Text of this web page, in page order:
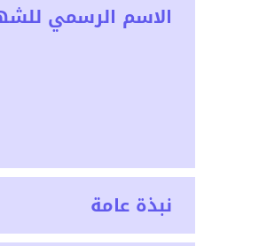
الاسم الرسمي
نبذة عامة